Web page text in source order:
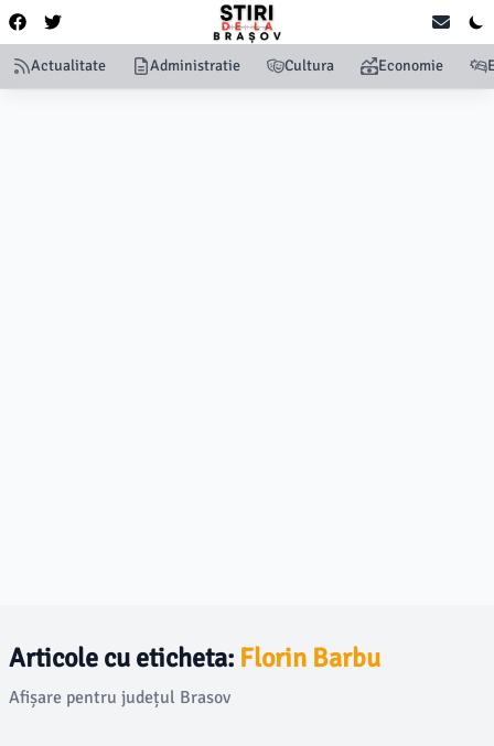
Actualitate Administratie Cultura Economie
Articole cu eticheta: Florin Barbu
Afișare pentru județul Brasov